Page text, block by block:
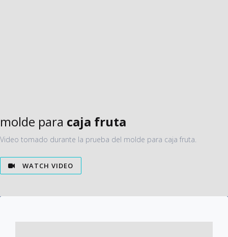
molde para caja fruta
Video tomado durante la prueba del molde para caja fruta.
WATCH VIDEO